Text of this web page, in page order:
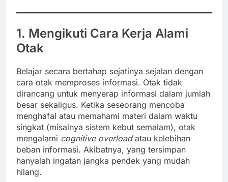
1. Mengikuti Cara Kerja Alami
Otak
Belajar secara bertahap sejatinya sejalan dengan
cara otak memproses informasi. Otak tidak
dirancang untuk menyerap informasi dalam jumlah
besar sekaligus. Ketika seseorang mencoba
menghafal atau memahami materi dalam waktu
singkat (misalnya sistem kebut semalam), otak
mengalami cognitive overloadatau kelebihan
beban informasi. Akibatnya, yang tersimpan
hanyalah ingatan jangka pendek yang mudah
hilang.